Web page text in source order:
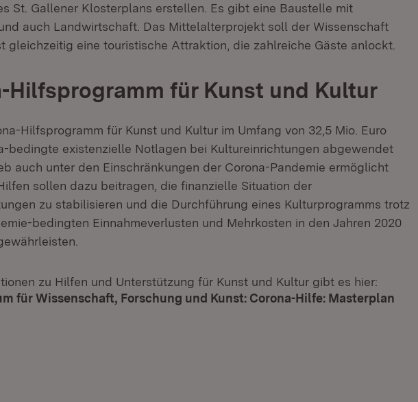
St. Gallener Klosterplans erstellen. Es gibt eine Baustelle mit
auch Landwirtschaft. Das Mittelalterprojekt soll der Wissenschaft
gleichzeitig eine touristische Attraktion, die zahlreiche Gäste anlockt.
Hilfsprogramm für Kunst und Kultur
Hilfsprogramm für Kunst und Kultur im Umfang von 32,5 Mio. Euro
bedingte existenzielle Notlagen bei Kultureinrichtungen abgewendet
auch unter den Einschränkungen der Corona-Pandemie ermöglicht
sollen dazu beitragen, die finanzielle Situation der
zu stabilisieren und die Durchführung eines Kulturprogramms trotz
bedingten Einnahmeverlusten und Mehrkosten in den Jahren 2020
zu Hilfen und Unterstützung für Kunst und Kultur gibt es hier:
für Wissenschaft, Forschung und Kunst: Corona-Hilfe: Masterplan